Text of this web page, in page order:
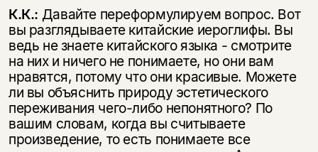
К.К.: Давайте переформулируем вопрос. Вот
вы разглядываете китайские иероглифы. Вы
ведь не знаете китайского языка - смотрите
на них и ничего не понимаете, но они вам
нравятся, потому что они красивые. Можете
ли вы объяснить природу эстетического
переживания чего-либо непонятного? По
вашим словам, когда вы считываете
произведение, то есть понимаете все